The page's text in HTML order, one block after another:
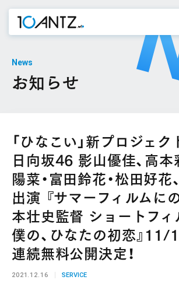
News
お知らせ
「ひなこい」新プロジェク
日向坂46 影山優佳、高本
陽菜・富田鈴花・松田好花
出演 『サマーフィルムに
本壮史監督 ショートフィ
僕の、ひなたの初恋』11/
連続無料公開決定！
2021.12.16 SERVICE